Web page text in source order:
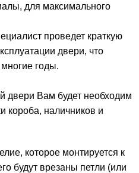
для максимального
проведет краткую
двери, что
годы.
двери Вам будет необходим
которое монтируется к
будут врезаны петли (или